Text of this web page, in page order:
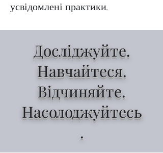
усвідомлені практики.
Досліджуйте.
Навчайтеся.
Відчиняйте.
Насолоджуйтесь
.